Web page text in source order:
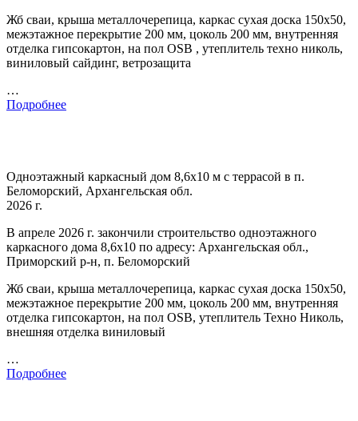
Жб сваи, крыша металлочерепица, каркас сухая доска 150х50,
межэтажное перекрытие 200 мм, цоколь 200 мм, внутренняя
отделка гипсокартон, на пол OSB , утеплитель техно николь,
виниловый сайдинг, ветрозащита
…
Подробнее
Одноэтажный каркасный дом 8,6х10 м с террасой в п.
Беломорский, Архангельская обл.
2026 г.
В апреле 2026 г. закончили строительство одноэтажного
каркасного дома 8,6х10 по адресу: Архангельская обл.,
Приморский р-н, п. Беломорский
Жб сваи, крыша металлочерепица, каркас сухая доска 150х50,
межэтажное перекрытие 200 мм, цоколь 200 мм, внутренняя
отделка гипсокартон, на пол OSB, утеплитель Техно Николь,
внешняя отделка виниловый
…
Подробнее